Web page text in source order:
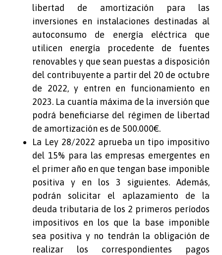
libertad de amortización para las
inversiones en instalaciones destinadas al
autoconsumo de energía eléctrica que
utilicen energía procedente de fuentes
renovables y que sean puestas a disposición
del contribuyente a partir del 20 de octubre
de 2022, y entren en funcionamiento en
2023. La cuantía máxima de la inversión que
podrá beneficiarse del régimen de libertad
de amortización es de 500.000€.
La Ley 28/2022 aprueba un tipo impositivo
del 15% para las empresas emergentes en
el primer año en que tengan base imponible
positiva y en los 3 siguientes. Además,
podrán solicitar el aplazamiento de la
deuda tributaria de los 2 primeros períodos
impositivos en los que la base imponible
sea positiva y no tendrán la obligación de
realizar los correspondientes pagos